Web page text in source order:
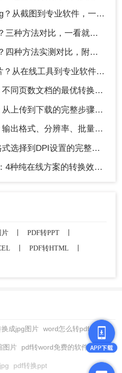
图到专业软件，一篇讲清楚！
种方法对比，一看就懂！
法实测对比，附各场景最优选！
具到专业软件，总有一款适合你！
页数文档的最优转换路径！
到下载的完整步骤和参数设置！
式、分辨率、批量处理全对比！
到DPI设置的完整操作指南！
线方案的转换效果和速度对比！
片 PDF转PPT
PDF转HTML
成jpg图片 word怎么转pdf
图片 pdf转word免费的软件
pdf转换ppt